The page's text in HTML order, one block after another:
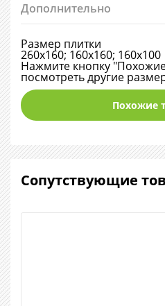
Дополнительно
Размер плитки
260х160; 160х160; 160х100
Нажмите кнопку
посмотреть другие
Похожие
Сопутствующие